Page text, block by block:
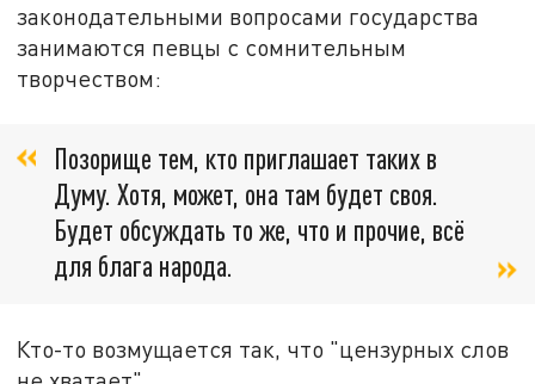
законодательными вопросами государства
занимаются певцы с сомнительным
творчеством:
Позорище тем, кто приглашает таких в
Думу. Хотя, может, она там будет своя.
Будет обсуждать то же, что и прочие, всё
для блага народа.
Кто-то возмущается так, что "цензурных слов